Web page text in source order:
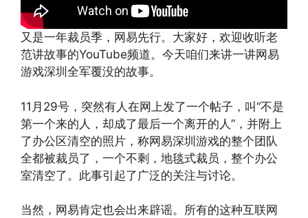
又是一年裁员季，网易先行。大家好，欢迎收听老
范讲故事的YouTube频道。今天咱们来讲一讲网易
游戏深圳全军覆没的故事。
11月29号，突然有人在网上发了一个帖子，叫“不是
第一个来的人，却成了最后一个离开的人”，并附上
了办公区清空的照片，称网易深圳游戏的整个团队
全都被裁员了，一个不剩，地毯式裁员，整个办公
室清空了。此事引起了广泛的关注与讨论。
当然，网易肯定也会出来辟谣。所有的这种互联网